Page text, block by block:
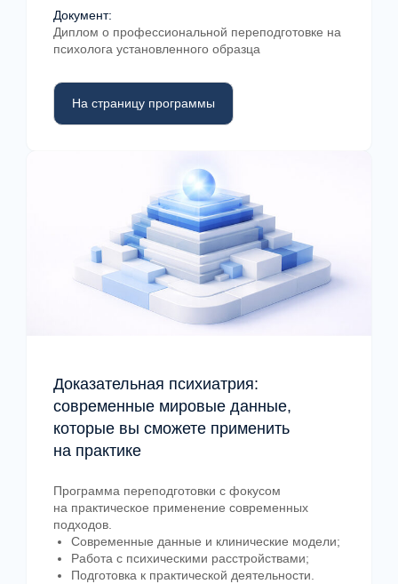
Документ:
Диплом о профессиональной переподготовке на
психолога установленного образца
На страницу программы
Доказательная психиатрия:
современные мировые данные,
которые вы сможете применить
на практике
Программа переподготовки с фокусом
на практическое применение современных
подходов.
Современные данные и клинические модели;
Работа с психическими расстройствами;
Подготовка к практической деятельности.
из последовательных модулей,
формирующих клиническое мышление
специалиста.
Модули с логикой построения
профессиональная интеграция.
Лекции, семинары и практические занятия
Онлайн и очные форматы
профессионального роста — от базовых
принципов к специализации.
Системная программа обучения